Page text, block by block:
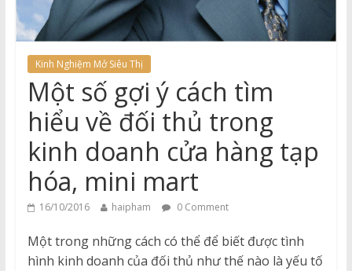
Kinh Nghiệm Mở Siêu Thị
Một số gợi ý cách tìm
hiểu về đối thủ trong
kinh doanh cửa hàng tạp
hóa, mini mart
16/10/2016 haipham 0 Comment
Một trong những cách có thể để biết được tình
hình kinh doanh của đối thủ như thế nào là yếu tố